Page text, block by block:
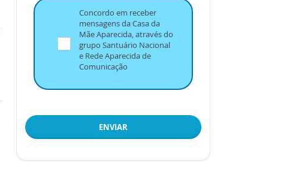
Concordo em receber
mensagens da Casa da
Mãe Aparecida, através do
grupo Santuário Nacional
e Rede Aparecida de
Comunicação
ENVIAR